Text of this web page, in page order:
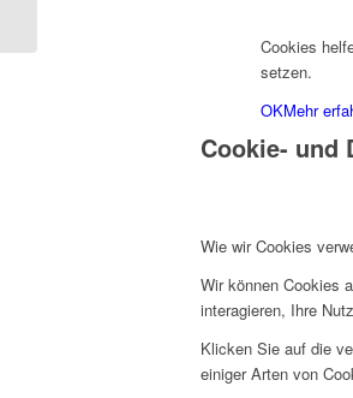
Cookies
setzen.
OKMehr
Cookie- und
Wie wir Cookies
Wir können Cookies
interagieren, Ihre
Klicken Sie auf die
einiger Arten von